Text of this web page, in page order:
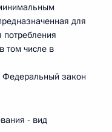
для
потребления
том числе в
Федеральный закон
- вид